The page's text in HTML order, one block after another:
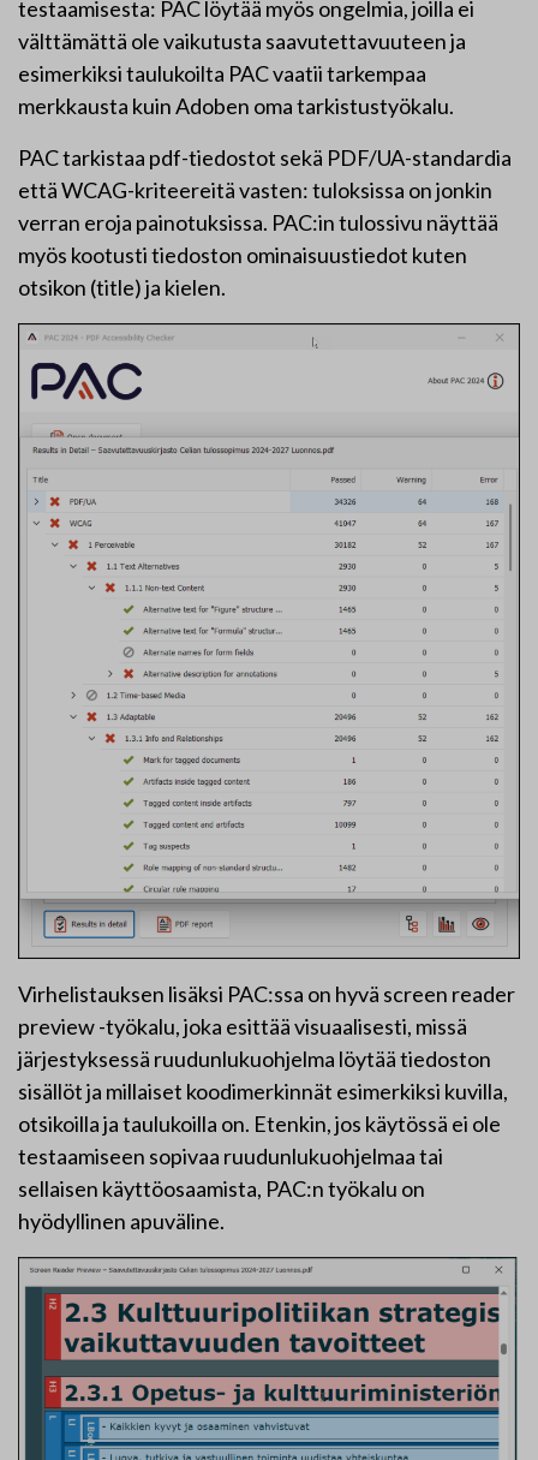
testaamisesta: PAC löytää myös ongelmia, joilla ei
välttämättä ole vaikutusta saavutettavuuteen ja
esimerkiksi taulukoilta PAC vaatii tarkempaa
merkkausta kuin Adoben oma tarkistustyökalu.
PAC tarkistaa pdf-tiedostot sekä PDF/UA-standardia
että WCAG-kriteereitä vasten: tuloksissa on jonkin
verran eroja painotuksissa. PAC:in tulossivu näyttää
myös kootusti tiedoston ominaisuustiedot kuten
otsikon (title) ja kielen.
Virhelistauksen lisäksi PAC:ssa on hyvä screen reader
preview -työkalu, joka esittää visuaalisesti, missä
järjestyksessä ruudunlukuohjelma löytää tiedoston
sisällöt ja millaiset koodimerkinnät esimerkiksi kuvilla,
otsikoilla ja taulukoilla on. Etenkin, jos käytössä ei ole
testaamiseen sopivaa ruudunlukuohjelmaa tai
sellaisen käyttöosaamista, PAC:n työkalu on
hyödyllinen apuväline.